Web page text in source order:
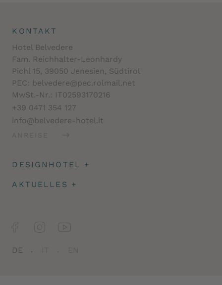
KONTAKT
Hotel Belvedere
Fam. Reichhalter-Leonhardy
Pichl 15, 39050 Jenesien, Südtirol
PEC: belvedere@pec.rolmail.net
MwSt.-Nr.: IT02593170216
+39 0471 354 127
info@belvedere-hotel.it
ANREISE
DESIGNHOTEL +
Architektur
AKTUELLES +
DE